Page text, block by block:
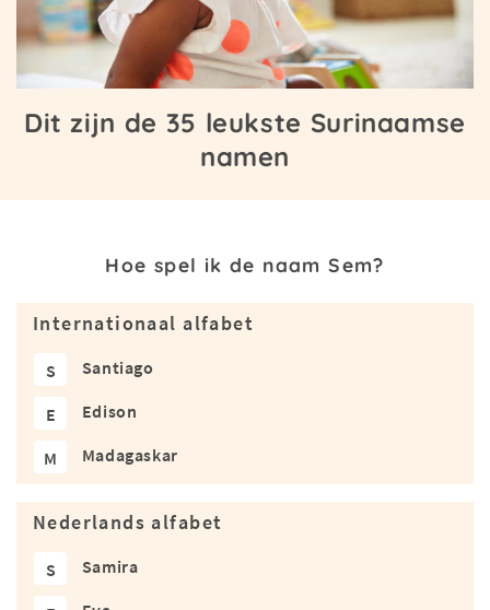
Dit zijn de 35 leukste Surinaamse
namen
Hoe spel ik de naam Sem?
Internationaal alfabet
S Santiago
E Edison
M Madagaskar
Nederlands alfabet
S Samira